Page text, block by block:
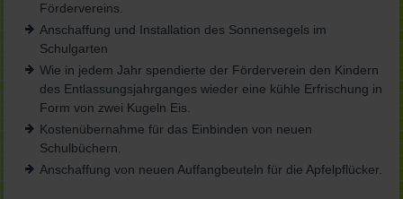
Fördervereins.
Anschaffung und Installation des Sonnensegels im
Schulgarten
Wie in jedem Jahr spendierte der Förderverein den Kindern
des Entlassungsjahrganges wieder eine kühle Erfrischung in
Form von zwei Kugeln Eis.
Kostenübernahme für das Einbinden von neuen
Schulbüchern.
Anschaffung von neuen Auffangbeuteln für die Apfelpflücker.